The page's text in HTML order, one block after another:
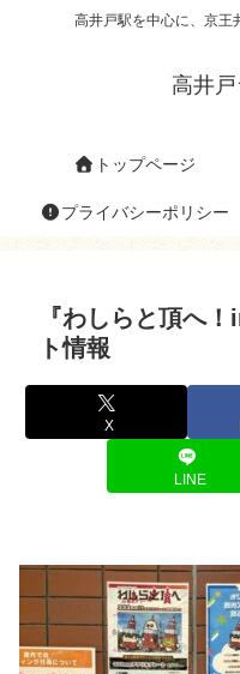
高井戸駅を中心に、京王
高井
トップページ
プライバシーポリシー
『わしらと頂へ
ト情報
X
LINE